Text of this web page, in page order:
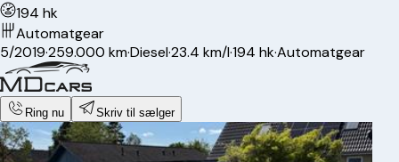
194 hk
Automatgear
5/2019·259.000 km·Diesel·23.4 km/l·194 hk·Automatgear
Ring nu Skriv til sælger